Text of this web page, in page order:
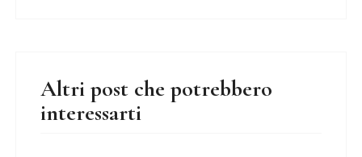
Altri post che potrebbero
interessarti